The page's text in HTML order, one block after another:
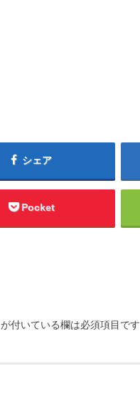
シェア
Pocket
が付いている欄は必須項目です